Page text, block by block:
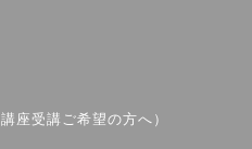
座受講ご希望の方へ）